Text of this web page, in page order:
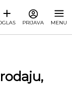
PRIJAVA MENU